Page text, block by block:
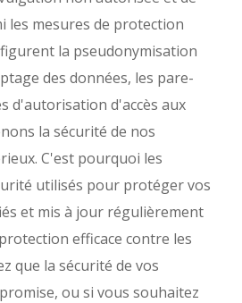
les mesures de protection
la pseudonymisation
des données, les pare-
d'autorisation d'accès aux
la sécurité de nos
C'est pourquoi les
utilisés pour protéger vos
et mis à jour régulièrement
efficace contre les
que la sécurité de vos
ou si vous souhaitez